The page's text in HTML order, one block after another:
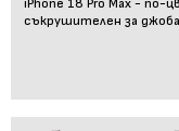
iPhone 18 Pro Max - по-
съкрушителен за джоба